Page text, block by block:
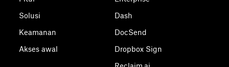
Solusi
Keamanan
Akses awal
Dash
DocSend
Dropbox Sign